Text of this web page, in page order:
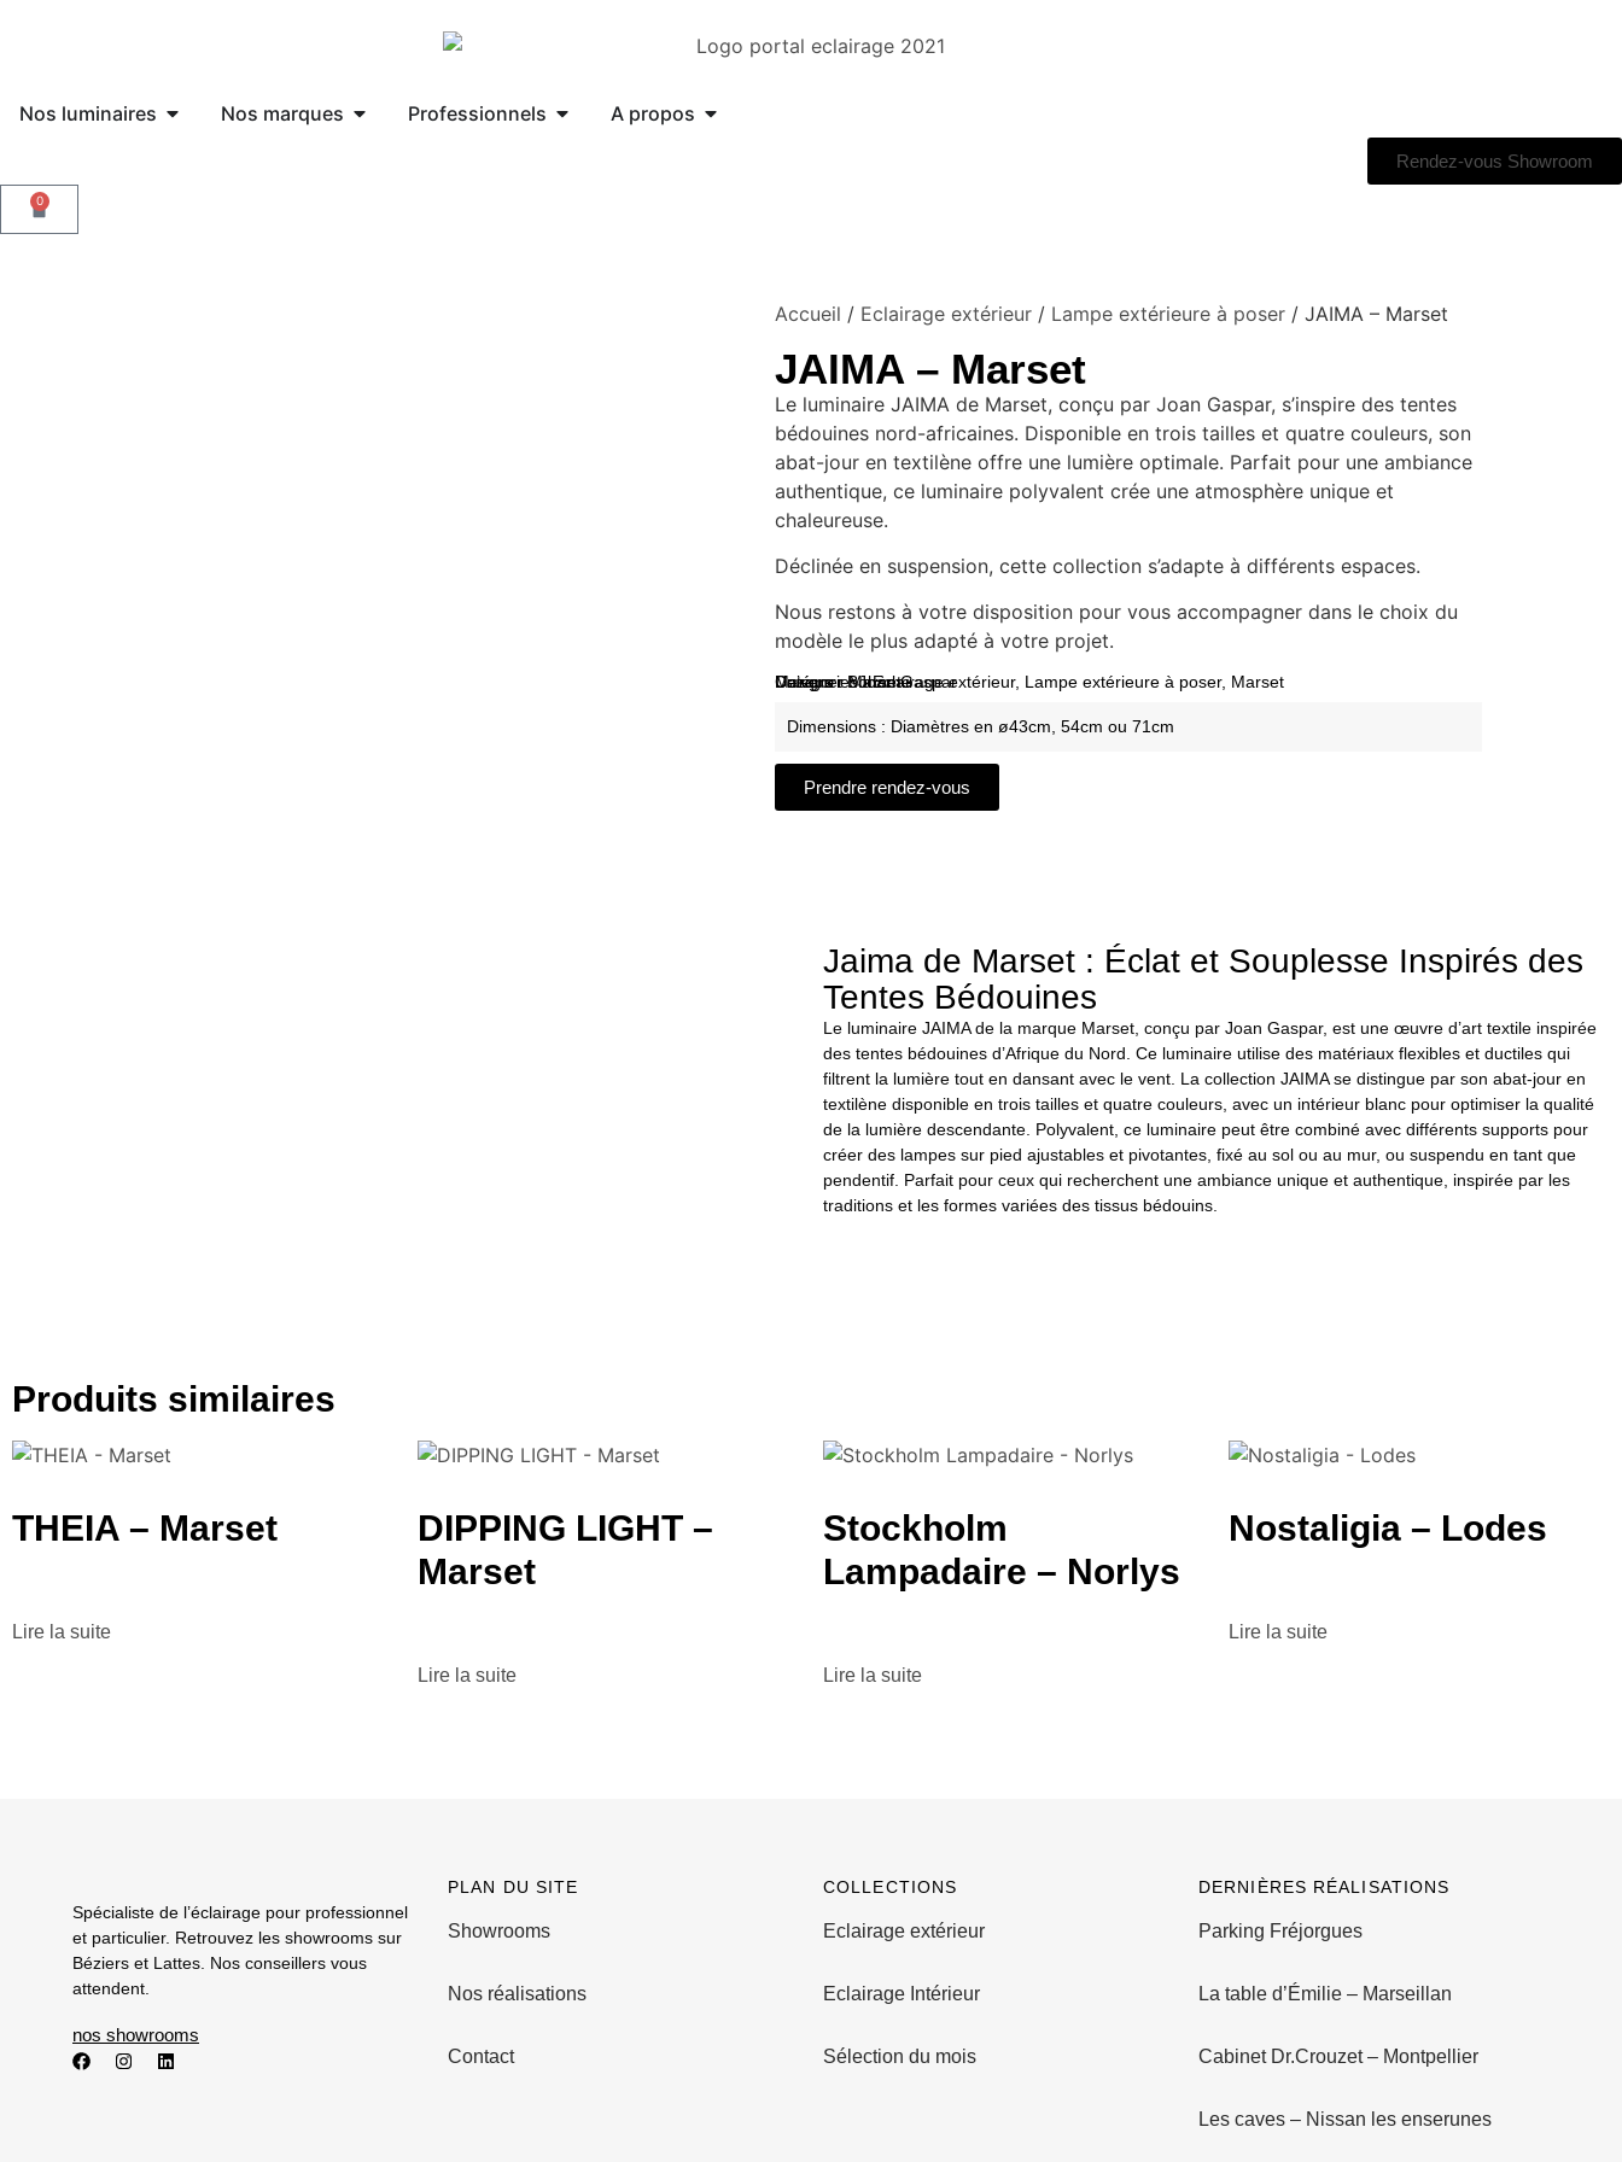
Nos luminaires Nos marques Professionnels A propos
Rendez-vous Showroom
0
Accueil / Eclairage extérieur / Lampe extérieure à poser / JAIMA – Marset
JAIMA – Marset
Le luminaire JAIMA de Marset, conçu par Joan Gaspar, s’inspire des tentes
bédouines nord-africaines. Disponible en trois tailles et quatre couleurs, son
abat-jour en textilène offre une lumière optimale. Parfait pour une ambiance
authentique, ce luminaire polyvalent crée une atmosphère unique et
chaleureuse.
Déclinée en suspension, cette collection s’adapte à différents espaces.
Nous restons à votre disposition pour vous accompagner dans le choix du
modèle le plus adapté à votre projet.
Marque : Marset
Designer : Joan Gaspar
Catégories :Eclairage extérieur, Lampe extérieure à poser, Marset
Univers :Bohème
Dimensions : Diamètres en ø43cm, 54cm ou 71cm
Prendre rendez-vous
Jaima de Marset : Éclat et Souplesse Inspirés des
Tentes Bédouines
Le luminaire JAIMA de la marque Marset, conçu par Joan Gaspar, est une œuvre d’art textile inspirée
des tentes bédouines d’Afrique du Nord. Ce luminaire utilise des matériaux flexibles et ductiles qui
filtrent la lumière tout en dansant avec le vent. La collection JAIMA se distingue par son abat-jour en
textilène disponible en trois tailles et quatre couleurs, avec un intérieur blanc pour optimiser la qualité
de la lumière descendante. Polyvalent, ce luminaire peut être combiné avec différents supports pour
créer des lampes sur pied ajustables et pivotantes, fixé au sol ou au mur, ou suspendu en tant que
pendentif. Parfait pour ceux qui recherchent une ambiance unique et authentique, inspirée par les
traditions et les formes variées des tissus bédouins.
Produits similaires
THEIA – Marset
Lire la suite
DIPPING LIGHT –
Marset
Lire la suite
Stockholm
Lampadaire – Norlys
Lire la suite
Nostaligia – Lodes
Lire la suite
Spécialiste de l’éclairage pour professionnel
et particulier. Retrouvez les showrooms sur
Béziers et Lattes. Nos conseillers vous
attendent.
nos showrooms
PLAN DU SITE
Showrooms
Nos réalisations
Contact
COLLECTIONS
Eclairage extérieur
Eclairage Intérieur
Sélection du mois
DERNIÈRES RÉALISATIONS
Parking Fréjorgues
La table d’Émilie – Marseillan
Cabinet Dr.Crouzet – Montpellier
Les caves – Nissan les enserunes